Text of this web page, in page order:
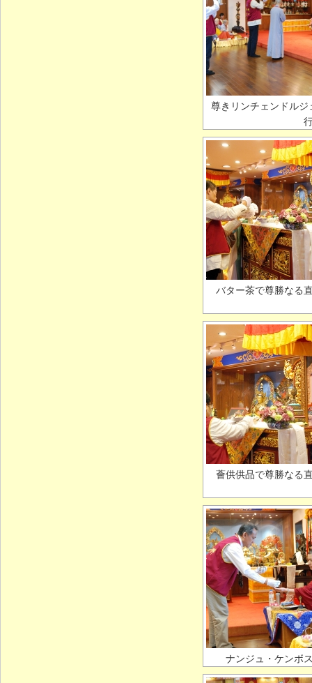
尊きリンチェンドル
バター茶で尊勝なる
薈供供品で尊勝なる
ナンジュ・ケンボ